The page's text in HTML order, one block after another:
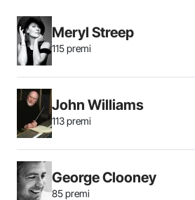
Meryl Streep
115 premi
John Williams
113 premi
George Clooney
85 premi